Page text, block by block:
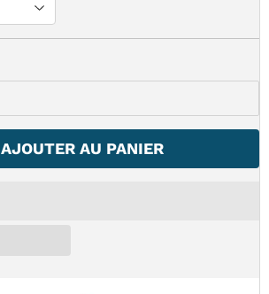
AJOUTER AU PANIER